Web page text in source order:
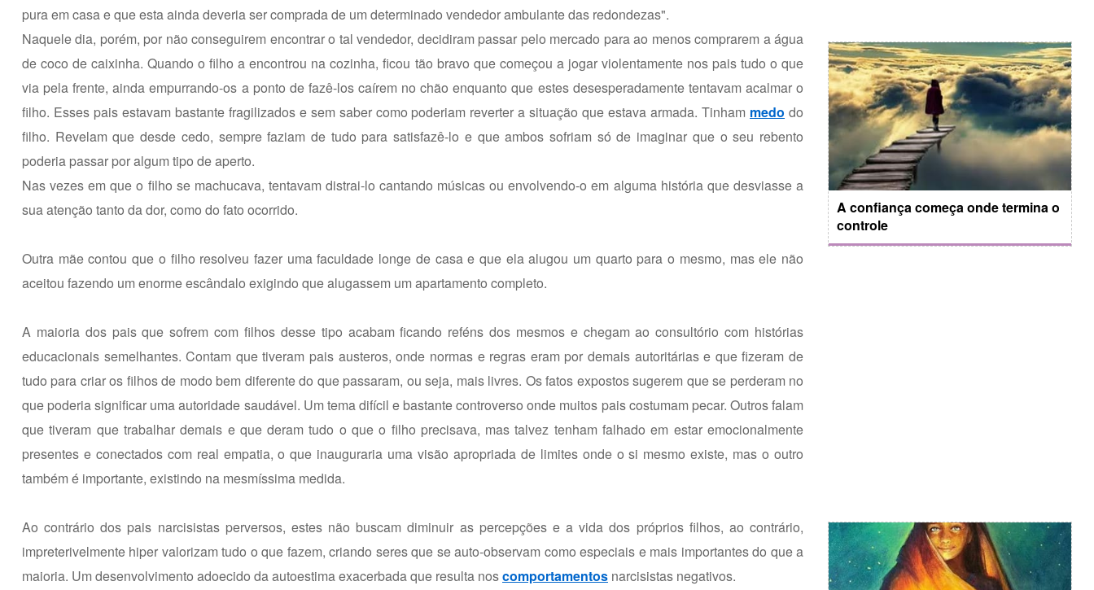
pura em casa e que esta ainda deveria ser comprada de um determinado vendedor ambulante das redondezas".
Naquele dia, porém, por não conseguirem encontrar o tal vendedor, decidiram passar pelo mercado para ao menos comprarem a água
de coco de caixinha. Quando o filho a encontrou na cozinha, ficou tão bravo que começou a jogar violentamente nos pais tudo o que
via pela frente, ainda empurrando-os a ponto de fazê-los caírem no chão enquanto que estes desesperadamente tentavam acalmar o
filho. Esses pais estavam bastante fragilizados e sem saber como poderiam reverter a situação que estava armada. Tinham medo do
filho. Revelam que desde cedo, sempre faziam de tudo para satisfazê-lo e que ambos sofriam só de imaginar que o seu rebento
poderia passar por algum tipo de aperto.
Nas vezes em que o filho se machucava, tentavam distrai-lo cantando músicas ou envolvendo-o em alguma história que desviasse a
sua atenção tanto da dor, como do fato ocorrido.
Outra mãe contou que o filho resolveu fazer uma faculdade longe de casa e que ela alugou um quarto para o mesmo, mas ele não
aceitou fazendo um enorme escândalo exigindo que alugassem um apartamento completo.
A maioria dos pais que sofrem com filhos desse tipo acabam ficando reféns dos mesmos e chegam ao consultório com histórias
educacionais semelhantes. Contam que tiveram pais austeros, onde normas e regras eram por demais autoritárias e que fizeram de
tudo para criar os filhos de modo bem diferente do que passaram, ou seja, mais livres. Os fatos expostos sugerem que se perderam no
que poderia significar uma autoridade saudável. Um tema difícil e bastante controverso onde muitos pais costumam pecar. Outros falam
que tiveram que trabalhar demais e que deram tudo o que o filho precisava, mas talvez tenham falhado em estar emocionalmente
presentes e conectados com real empatia, o que inauguraria uma visão apropriada de limites onde o si mesmo existe, mas o outro
também é importante, existindo na mesmíssima medida.
Ao contrário dos pais narcisistas perversos, estes não buscam diminuir as percepções e a vida dos próprios filhos, ao contrário,
impreterivelmente hiper valorizam tudo o que fazem, criando seres que se auto-observam como especiais e mais importantes do que a
maioria. Um desenvolvimento adoecido da autoestima exacerbada que resulta noscomportamentos narcisistas negativos.
A confiança começa onde termina o
controle